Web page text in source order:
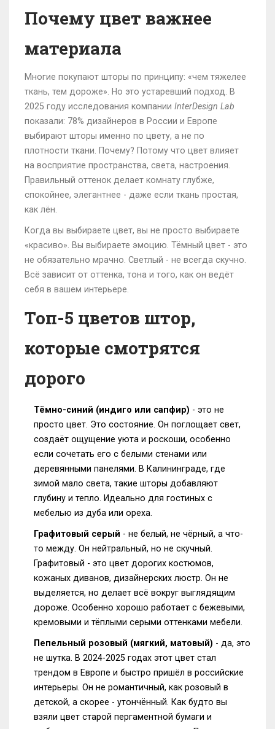
Почему цвет важнее
материала
Многие покупают шторы по принципу: «чем тяжелее
ткань, тем дороже». Но это устаревший подход. В
2025 году исследования компании InterDesign Lab
показали: 78% дизайнеров в России и Европе
выбирают шторы именно по цвету, а не по
плотности ткани. Почему? Потому что цвет влияет
на восприятие пространства, света, настроения.
Правильный оттенок делает комнату глубже,
спокойнее, элегантнее - даже если ткань простая,
как лён.
Когда вы выбираете цвет, вы не просто выбираете
«красиво». Вы выбираете эмоцию. Тёмный цвет - это
не обязательно мрачно. Светлый - не всегда скучно.
Всё зависит от оттенка, тона и того, как он ведёт
себя в вашем интерьере.
Топ-5 цветов штор,
которые смотрятся
дорого
Тёмно-синий (индиго или сапфир) - это не
просто цвет. Это состояние. Он поглощает свет,
создаёт ощущение уюта и роскоши, особенно
если сочетать его с белыми стенами или
деревянными панелями. В Калининграде, где
зимой мало света, такие шторы добавляют
глубину и тепло. Идеально для гостиных с
мебелью из дуба или ореха.
Графитовый серый - не белый, не чёрный, а что-
то между. Он нейтральный, но не скучный.
Графитовый - это цвет дорогих костюмов,
кожаных диванов, дизайнерских люстр. Он не
выделяется, но делает всё вокруг выглядящим
дороже. Особенно хорошо работает с бежевыми,
кремовыми и тёплыми серыми оттенками мебели.
Пепельный розовый (мягкий, матовый) - да, это
не шутка. В 2024-2025 годах этот цвет стал
трендом в Европе и быстро пришёл в российские
интерьеры. Он не романтичный, как розовый в
детской, а скорее - утончённый. Как будто вы
взяли цвет старой пергаментной бумаги и